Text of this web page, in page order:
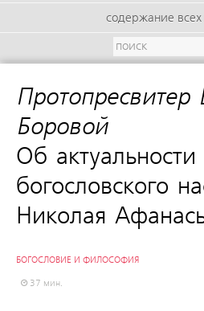
содержание
Протопресвитер
Боровой:
Об актуальности
богословского
Николая
БОГОСЛОВИЕ И ФИЛОСОФИЯ
37 мин.